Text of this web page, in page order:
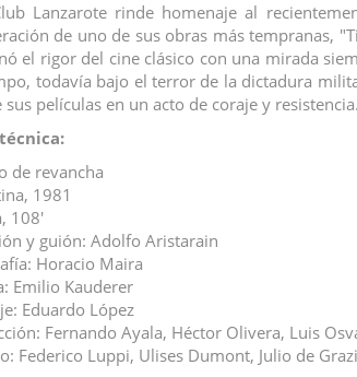
Lanzarote rinde homenaje al
de uno de sus obras más tempranas,
el rigor del cine clásico con una mirada
todavía bajo el terror de la dictadura
sus películas en un acto de coraje y resistencia.
de revancha
1981
108'
y guión: Adolfo Aristarain
Horacio Maira
Emilio Kauderer
Eduardo López
Fernando Ayala, Héctor Olivera, Luis
Federico Luppi, Ulises Dumont, Julio de